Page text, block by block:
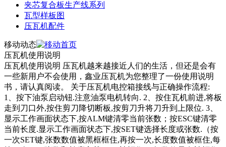
夹芯复合板生产线系列
瓦型样板图
压瓦机配件
移动动态
压瓦机使用说明
压瓦机使用说明 压瓦机越来越接近人们的生活，但还是会有
一些新用户不会使用，鑫业压瓦机为您整理了一份使用说明
书，请认真阅读。 关于压瓦机电控箱接线与正确操作流程:
1、按下油泵启动钮.注意油泵电机转向. 2、按住瓦机前进,将板
走到刀口外,按住剪刀降切断板,按剪刀升将刀升到上限位. 3、
显示工作画面状态下,按ALM键清零当前张数；按ESC键清零
当前长度.显示工作画面状态下,按SET键选择长度或张数.（按
一次SET键,张数数值被黑框框住,再按一次,长度数值被框住,每